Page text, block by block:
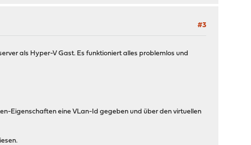
#3
als Hyper-V Gast. Es funktioniert alles problemlos und
Eigenschaften eine VLan-Id gegeben und über den virtuellen